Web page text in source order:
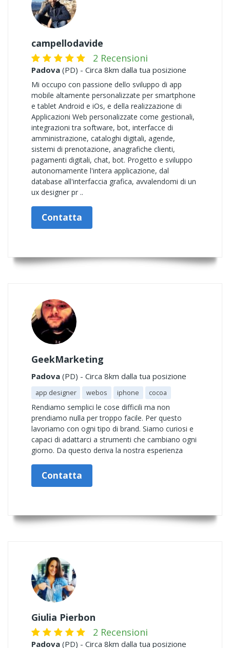
campellodavide
2 Recensioni
Padova (PD) - Circa 8km dalla tua posizione
Mi occupo con passione dello sviluppo di app
mobile altamente personalizzate per smartphone
e tablet Android e iOs, e della realizzazione di
Applicazioni Web personalizzate come gestionali,
integrazioni tra software, bot, interfacce di
amministrazione, cataloghi digitali, agende,
sistemi di prenotazione, anagrafiche clienti,
pagamenti digitali, chat, bot. Progetto e sviluppo
autonomamente l'intera applicazione, dal
database all'interfaccia grafica, avvalendomi di un
ux designer pr ..
Contatta
GeekMarketing
Padova (PD) - Circa 8km dalla tua posizione
app designer webos iphone cocoa
Rendiamo semplici le cose difficili ma non
prendiamo nulla per troppo facile. Per questo
lavoriamo con ogni tipo di brand. Siamo curiosi e
capaci di adattarci a strumenti che cambiano ogni
giorno. Da questo deriva la nostra esperienza
Contatta
Giulia Pierbon
2 Recensioni
Padova (PD) - Circa 8km dalla tua posizione